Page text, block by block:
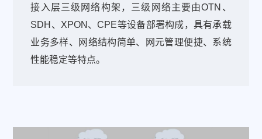
接入层三级网络构架，三级网络主要由OTN、
SDH、XPON、CPE等设备部署构成，具有承载
业务多样、网络结构简单、网元管理便捷、系统
性能稳定等特点。